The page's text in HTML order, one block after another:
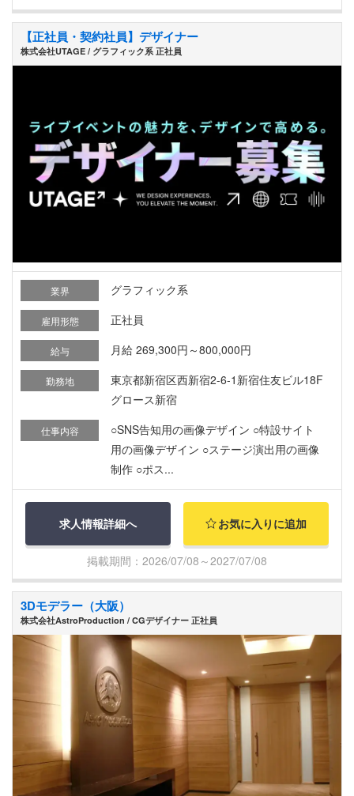
【正社員・契約社員】デザイナー
株式会社UTAGE / グラフィック系 正社員
業界 グラフィック系
雇用形態 正社員
給与 月給 269,300円～800,000円
勤務地
東京都新宿区西新宿2-6-1新宿住友ビル18F
グロース新宿
仕事内容
○SNS告知用の画像デザイン ○特設サイト
用の画像デザイン ○ステージ演出用の画像
制作 ○ポス...
求人情報詳細へ お気に入りに追加
掲載期間：2026/07/08～2027/07/08
3Dモデラー（大阪）
株式会社AstroProduction / CGデザイナー 正社員